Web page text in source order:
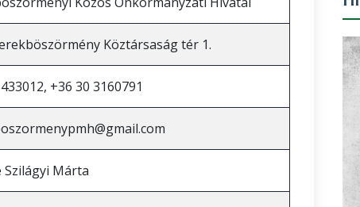
Köztársaság tér 1.
+36 30 3160791
Szilágyi Márta